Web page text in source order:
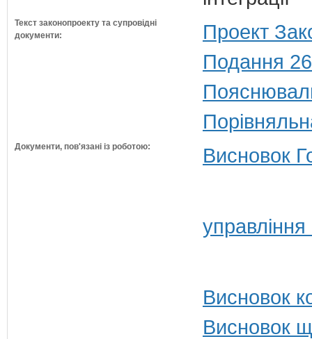
Текст законопроекту та супровідні
документи:
Проект
Подання
Документи, пов'язані із роботою: Висновок
Висновок
Висновок